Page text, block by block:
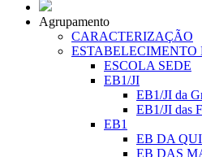
Agrupamento
CARACTERIZAÇÃO
ESTABELECIMENTO
ESCOLA SEDE
EB1/JI
EB1/JI da
EB1/JI das
EB1
EB DA
EB DAS